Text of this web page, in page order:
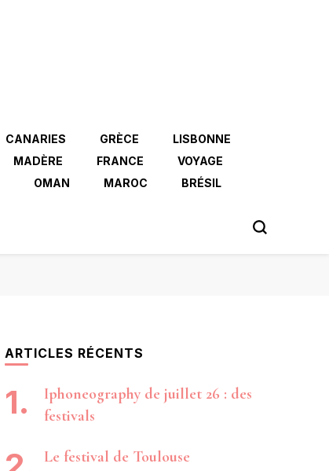
CANARIES GRÈCE
LISBONNE
MADÈRE FRANCE
VOYAGE
OMAN MAROC
BRÉSIL
ARTICLES RÉCENTS
Iphoneography de juillet 26 : des
festivals
Le festival de Toulouse